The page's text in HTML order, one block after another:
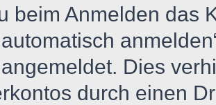
beim Anmelden das
Dies
durch einen